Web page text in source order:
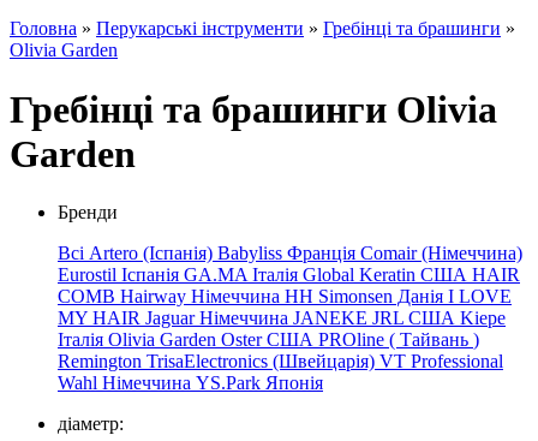
Головна » Перукарські інструменти » Гребінці та брашинги »
Olivia Garden
Гребінці та брашинги Olivia
Garden
Бренди
Всі Artero (Іспанія) Babyliss Франція Comair (Німеччина)
Eurostil Іспанія GA.MA Італія Global Keratin США HAIR
COMB Hairway Німеччина HH Simonsen Данія I LOVE
MY HAIR Jaguar Німеччина JANEKE JRL США Kiepe
Італія Olivia Garden OsterСША PROline ( Тайвань )
Remington TrisaElectronics (Швейцарія) VT Professional
Wahl Німеччина YS.Park Японія
діаметр: